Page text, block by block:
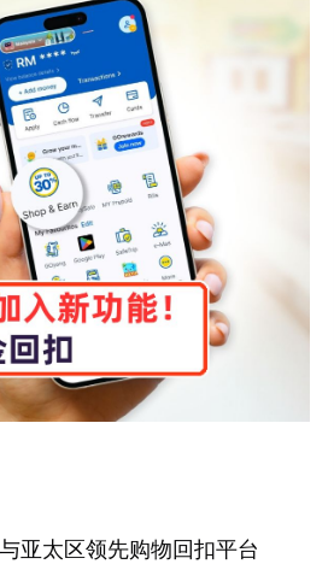
亚太区领先购物回扣平台